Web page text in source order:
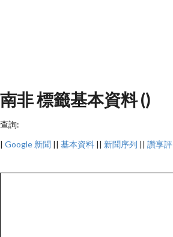
南非 標籤基本資料 ()
查詢:
| Google 新聞 || 基本資料 || 新聞序列 || 讚享評